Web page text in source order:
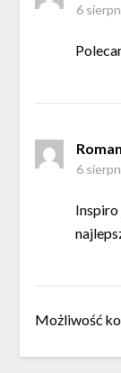
6
Roman
6
Inspiro
Możliwość